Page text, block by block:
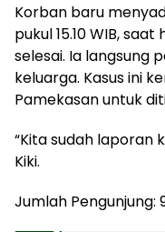
Korban baru
pukul 15.10 WIB,
selesai. Ia langsung
keluarga. Kasus ini
Pamekasan untuk
“Kita sudah laporan
Kiki.
Jumlah Pengunjung: